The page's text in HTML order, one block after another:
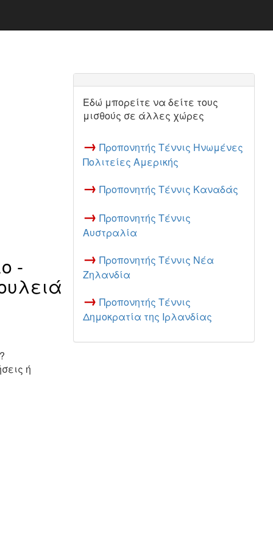
-
ή
Εδώ μπορείτε να δείτε τους
μισθούς σε άλλες χώρες
→ Προπονητής Τέννις Ηνωμένες
Πολιτείες Αμερικής
→ Προπονητής Τέννις Καναδάς
→ Προπονητής Τέννις
Αυστραλία
→ Προπονητής Τέννις Νέα
Ζηλανδία
→ Προπονητής Τέννις
Δημοκρατία της Ιρλανδίας